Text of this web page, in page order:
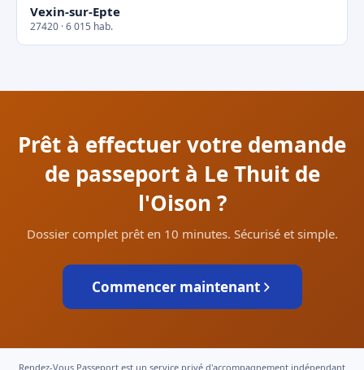
Vexin-sur-Epte
27420 · 6 015 hab.
Prêt à effectuer votre demande
de passeport à Le Thuit de
l'Oison ?
Dossier complet prêt en 10 minutes. Sécurisé et simple.
Commencer maintenant
Rendez-Vous Passeport est un service privé d'accompagnement indépendant